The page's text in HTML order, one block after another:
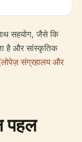
सहयोग, जैसे कि
है और सांस्कृतिक
लोपेज़ संग्रहालय और
पहल